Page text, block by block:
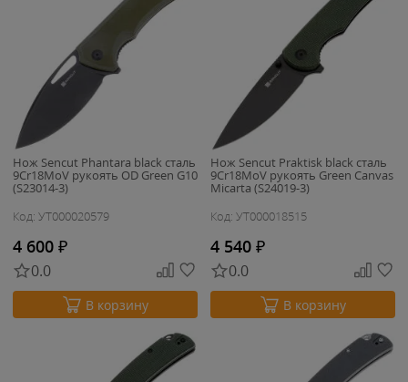
Нож Sencut Phantara black сталь
9Cr18MoV рукоять OD Green G10
(S23014-3)
Код: УТ000020579
4 600 ₽
0.0
В корзину
Нож Sencut Praktisk black сталь
9Cr18MoV рукоять Green Canvas
Micarta (S24019-3)
Код: УТ000018515
4 540 ₽
0.0
В корзину